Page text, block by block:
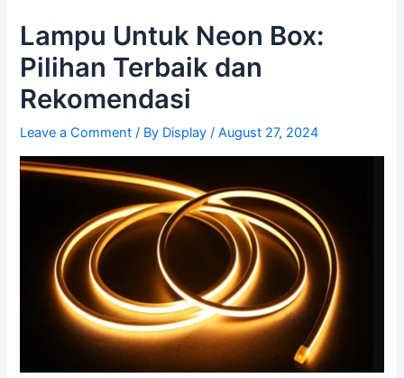
Lampu Untuk Neon Box:
Pilihan Terbaik dan
Rekomendasi
Leave a Comment / By Display/August 27, 2024